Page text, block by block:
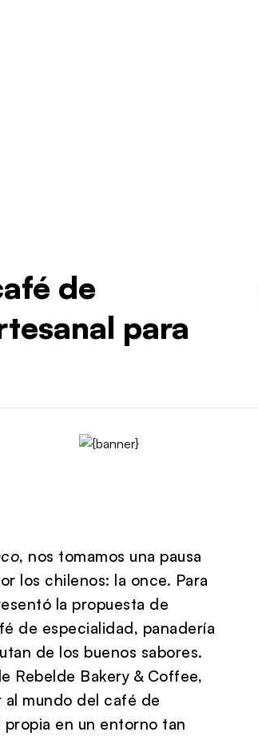
de
para
, nos tomamos una pausa
los chilenos: la once. Para
la propuesta de
de especialidad, panadería
de los buenos sabores.
Rebelde Bakery & Coffee,
al mundo del café de
en un entorno tan